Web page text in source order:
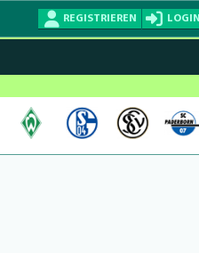
REGISTRIEREN LOGIN